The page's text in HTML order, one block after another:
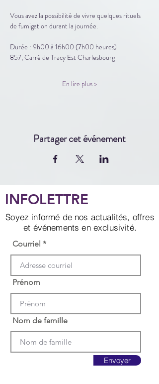
Vous avez la possibilité de vivre quelques rituels
de fumigation durant la journée.
Durée : 9h00 à 16h00 (7h00 heures)
857, Carré de Tracy Est Charlesbourg
En lire plus >
Partager cet événement
INFOLETTRE
Soyez informé de nos actualités, offres
et événements en exclusivité.
Courriel
Prénom
Nom de famille
Envoyer